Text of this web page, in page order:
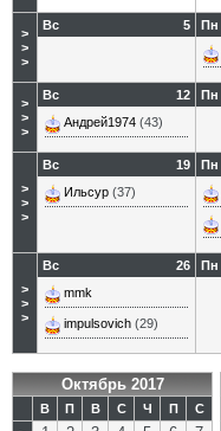
>
>
>
5
Вс
Пн
>
>
>
12
Вс
Андрей1974 (43)
Пн
>
>
>
19
Вс
Ильсур (37)
Пн
>
>
>
26
Вс
mmk
impulsovich (29)
Пн
Октябрь 2017
В П В С Ч П
С